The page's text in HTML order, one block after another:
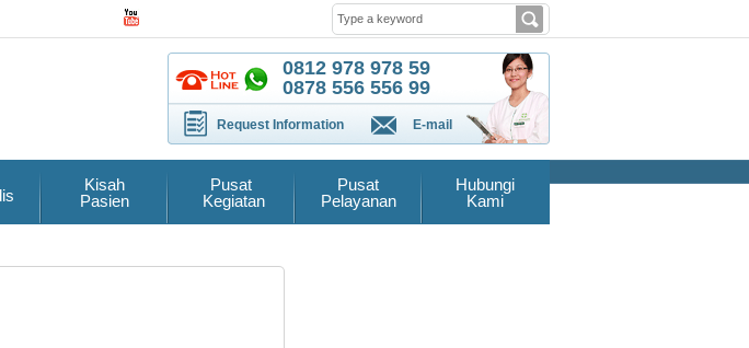
0812 978 978 59
0878 556 556 99
Request Information E-mail
Kisah
Pasien
Pusat
Kegiatan
Pusat
Pelayanan
Hubungi
Kami